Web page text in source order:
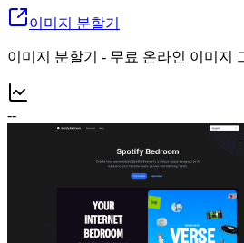
이미지 분할기
이미지 분할기 - 무료 온라인 이미지
--